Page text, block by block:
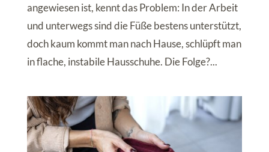
angewiesen ist, kennt das Problem: In der Arbeit
und unterwegs sind die Füße bestens unterstützt,
doch kaum kommt man nach Hause, schlüpft man
in flache, instabile Hausschuhe. Die Folge?...